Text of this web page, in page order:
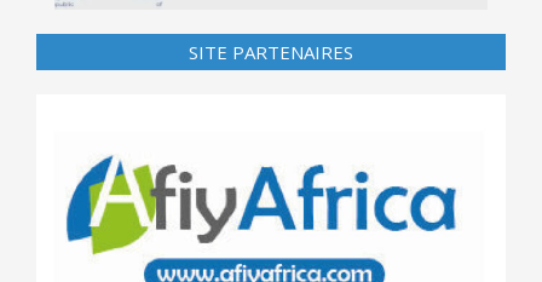
SITE PARTENAIRES